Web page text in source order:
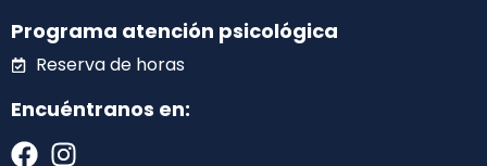
Programa atención psicológica
Reserva de horas
Encuéntranos en: